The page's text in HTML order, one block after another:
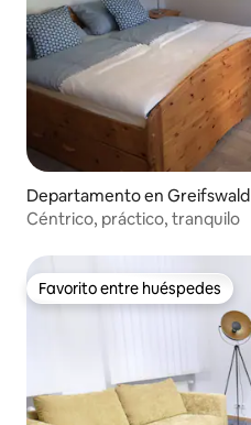
Departamento en Greifswald
Céntrico, práctico, tranquilo
Favorito entre huéspedes
Favorito entre huéspedes